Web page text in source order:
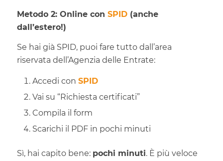
Metodo 2: Online con SPID(anche
dall’estero!)
Se hai già SPID, puoi fare tutto dall’area
riservata dell’Agenzia delle Entrate:
Accedi con SPID
Vai su “Richiesta certificati”
Compila il form
Scarichi il PDF in pochi minuti
Sì, hai capito bene: pochi minuti. È più veloce